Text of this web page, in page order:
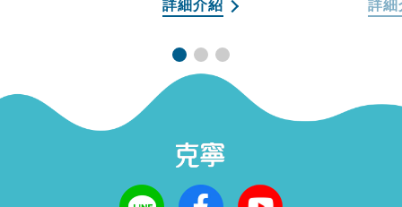
詳細介紹 詳細